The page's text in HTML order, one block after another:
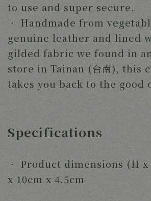
to use and super secure.
‧ Handmade from
genuine leather and lined
gilded fabric we found in
store in Tainan (台南), this
takes you back to the good
Specifications
‧ Product dimensions (H x
x 10cm x 4.5cm